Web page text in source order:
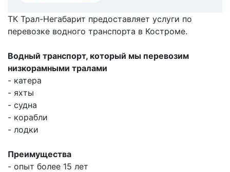
ТК Трал-Негабарит предоставляет услуги по
перевозке водного транспорта в Костроме.
Водный транспорт, который мы перевозим
низкорамными тралами
- катера
- яхты
- судна
- корабли
- лодки
Преимущества
- опыт более 15 лет